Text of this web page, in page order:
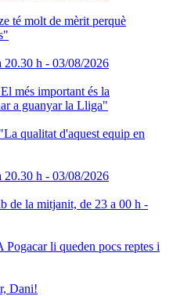
té molt de mèrit perquè
20.30 h - 03/08/2026
més important és la
a guanyar la Lliga"
qualitat d'aquest equip en
20.30 h - 03/08/2026
de la mitjanit, de 23 a 00 h -
li queden pocs reptes i
Dani!